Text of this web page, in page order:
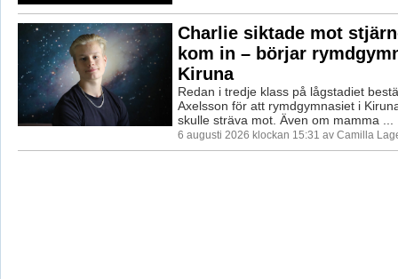
Charlie siktade mot
kom in – börjar
Kiruna
Redan i tredje klass på lågstadiet
Axelsson för att rymdgymnasiet i
skulle sträva mot. Även om mamma ...
6 augusti 2026 klockan 15:31 av Camilla